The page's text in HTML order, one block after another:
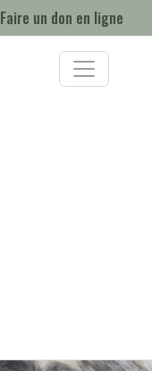
Faire un don en ligne